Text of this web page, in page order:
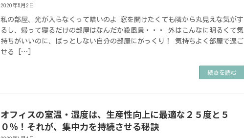
2020年5月2日
私の部屋、光が入らなくって暗いのよ 窓を開けたくても隣から丸見えな気がす
るし、帰って寝るだけの部屋はなんだか殺風景・・・ 外はこんなに明るくて気
持ちがいいのに、ぱっとしない自分の部屋にがっくり！ 気持ちよく部屋で過ご
せる […]
続きを読む
オフィスの室温・湿度は、生産性向上に最適な２５度と５
０％！それが、集中力を持続させる秘訣